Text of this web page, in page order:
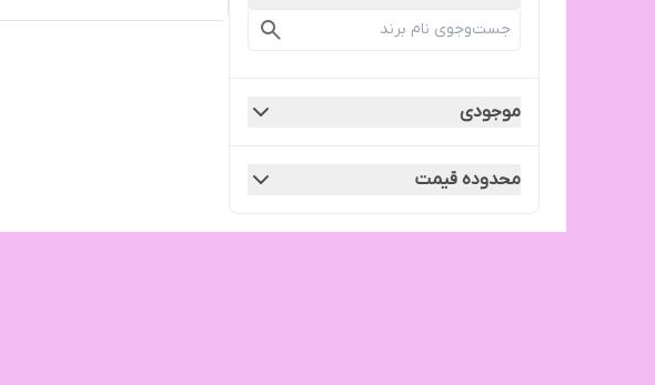
موجودی
محدوده قیمت